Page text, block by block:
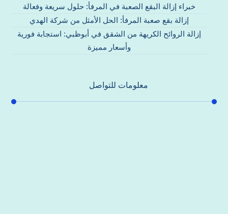
خبراء إزالة البقع الصعبة في المرفأ: حلول سريعة وفعالة
إزالة بقع صعبة المرفأ: الحل الأمثل من شركة الهدي
إزالة الروائح الكريهة من الشقق في أبوظبي: استجابة فورية
وأسعار مميزة
معلومات للتواصل